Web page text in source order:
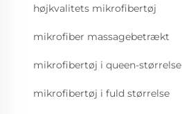
højkvalitets mikrofibertøj
mikrofiber massagebetrækt
mikrofibertøj i queen-størrelse
mikrofibertøj i fuld størrelse